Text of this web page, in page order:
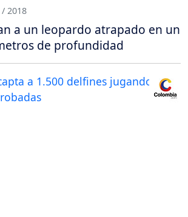
/ 2018
a un leopardo atrapado en un
de profundidad